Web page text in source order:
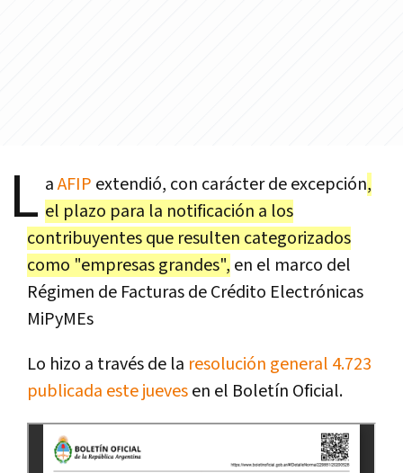
L aAFIP extendió, con carácter de excepción,
el plazo para la notificación a los
contribuyentes que resulten categorizados
como "empresas grandes", en el marco del
Régimen de Facturas de Crédito Electrónicas
MiPyMEs
Lo hizo a través de la resolución general 4.723
publicada este juevesen el Boletín Oficial.